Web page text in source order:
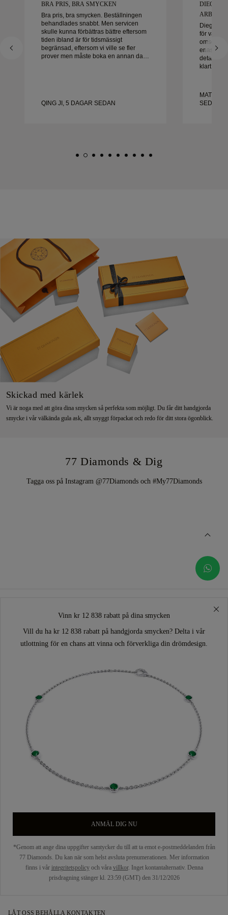
BRA PRIS, BRA SMYCKEN
Bra pris, bra smycken. Beställningen
behandlades snabbt. Men servicen
skulle kunna förbättras bättre eftersom
tiden ibland är för tidsmässigt
begränsad, eftersom vi ville se fler
prover men måste boka en annan dag.
QING JI, 5 DAGAR SEDAN
DIEGO
ARBETA
Diego
för våra
omsorg
detalj
klart i tid.
SEDAN
Skickad med kärlek
Vi är noga med att göra dina smycken så perfekta som möjligt. Du får ditt handgjorda
smycke i vår välkända gula ask, allt snyggt förpackat och redo för ditt stora ögonblick.
77 Diamonds & Dig
Tagga oss på Instagram @77Diamonds och #My77Diamonds
Vinn kr 12 838 rabatt på dina smycken
Vill du ha kr 12 838 rabatt på handgjorda smycken? Delta i vår
utlottning för en chans att vinna och förverkliga din drömdesign.
ANMÄL DIG NU
*Genom att ange dina uppgifter samtycker du till att ta emot e-postmeddelanden från
77 Diamonds. Du kan när som helst avsluta prenumerationen. Mer information
finns i vår integritetspolicyoch våra villkor. Inget kontantalternativ. Denna
prisdragning stänger kl. 23:59 (GMT) den 31/12/2026
LÅT OSS BEHÅLLA KONTAKTEN